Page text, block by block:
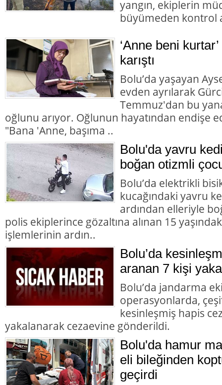
yangın, ekiplerin
büyümeden kontrol
‘Anne beni
karıştı
Bolu’da yaşayan
evden ayrılarak
Temmuz'dan bu
oğlunu arıyor. Oğlunun hayatından endişe
"Bana 'Anne, başıma ..
Bolu'da yavru
boğan otizmli
Bolu’da elektrikli
kucağındaki yavru
ardından elleriyle
polis ekiplerince gözaltına alınan 15
işlemlerinin ardın..
Bolu’da
aranan 7 kişi
Bolu’da jandarma
operasyonlarda,
kesinleşmiş hapis
yakalanarak cezaevine gönderildi.
Bolu'da hamur
eli bileğinden
geçirdi